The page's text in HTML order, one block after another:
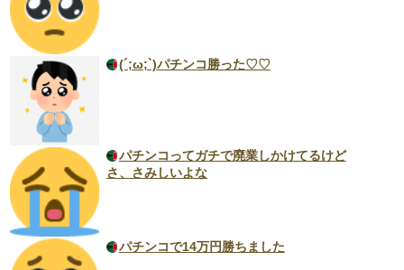
(´;ω;`)パチンコ勝った♡♡
パチンコってガチで廃業しかけてるけど
さ、さみしいよな
パチンコで14万円勝ちました